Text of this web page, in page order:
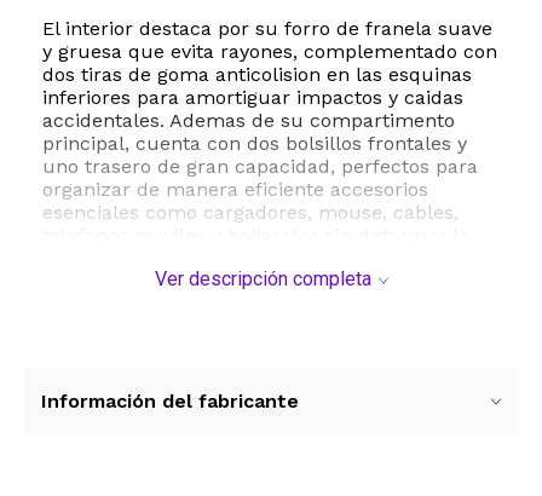
El interior destaca por su forro de franela suave
y gruesa que evita rayones, complementado con
dos tiras de goma anticolision en las esquinas
inferiores para amortiguar impactos y caidas
accidentales. Ademas de su compartimento
principal, cuenta con dos bolsillos frontales y
uno trasero de gran capacidad, perfectos para
organizar de manera eficiente accesorios
esenciales como cargadores, mouse, cables,
mochila o equipaje de mano. Equipada con
Ver descripción completa
Información del fabricante